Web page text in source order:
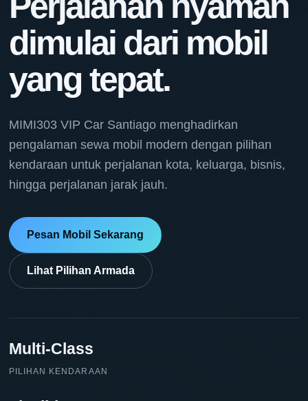
dimulai dari mobil
yang tepat.
MIMI303 VIP Car Santiago menghadirkan
pengalaman sewa mobil modern dengan pilihan
kendaraan untuk perjalanan kota, keluarga, bisnis,
hingga perjalanan jarak jauh.
Pesan Mobil Sekarang
Lihat Pilihan Armada
Multi-Class
PILIHAN KENDARAAN